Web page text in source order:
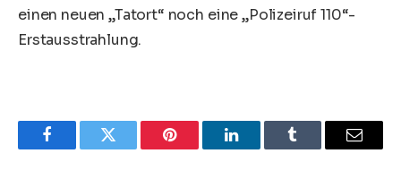
einen neuen „Tatort“ noch eine „Polizeiruf 110“-
Erstausstrahlung.
FacebookTwitter Pinterest LinkedInTumblr Email